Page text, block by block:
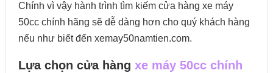
Chính vì vậy hành trình tìm kiếm cửa hàng xe máy
50cc chính hãng sẽ dễ dàng hơn cho quý khách hàng
nếu như biết đến xemay50namtien.com.
Lựa chọn cửa hàng xe máy 50cc chính